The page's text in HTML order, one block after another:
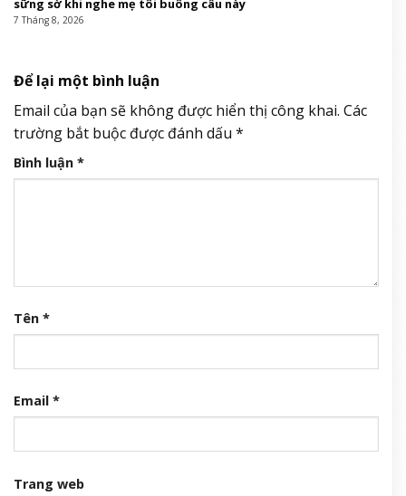
sững sờ khi nghe mẹ tôi buông câu này
7 Tháng 8, 2026
Để lại một bình luận
Email của bạn sẽ không được hiển thị công khai. Các
trường bắt buộc được đánh dấu *
Bình luận *
Tên *
Email *
Trang web